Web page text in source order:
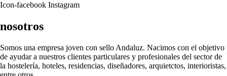
Icon-facebook Instagram
nosotros
Somos una empresa joven con sello Andaluz. Nacimos con el objetivo
de ayudar a nuestros clientes particulares y profesionales del sector de
la hostelería, hoteles, residencias, diseñadores, arquietctos, interioristas,